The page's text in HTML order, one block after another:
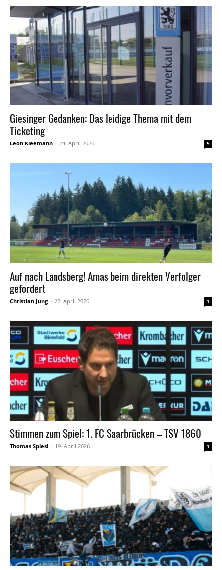
Giesinger Gedanken: Das leidige Thema mit dem
Ticketing
Leon Kleemann - 24. April 2026 5
Auf nach Landsberg! Amas beim direkten Verfolger
gefordert
Christian Jung - 22. April 2026 1
Stimmen zum Spiel: 1. FC Saarbrücken – TSV 1860
Thomas Spiesl - 19. April 2026 1